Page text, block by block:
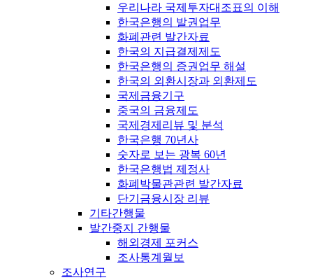
우리나라 국제투자대조표의 이해
한국은행의 발권업무
화폐관련 발간자료
한국의 지급결제제도
한국은행의 증권업무 해설
한국의 외환시장과 외환제도
국제금융기구
중국의 금융제도
국제경제리뷰 및 분석
한국은행 70년사
숫자로 보는 광복 60년
한국은행법 제정사
화폐박물관관련 발간자료
단기금융시장 리뷰
기타간행물
발간중지 간행물
해외경제 포커스
조사통계월보
조사연구